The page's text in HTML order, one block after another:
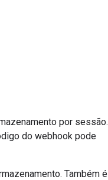
por sessão.
do webhook pode
Também é